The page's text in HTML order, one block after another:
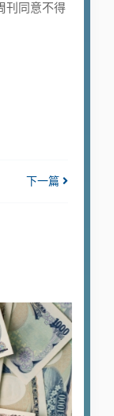
刊同意不得
下一篇